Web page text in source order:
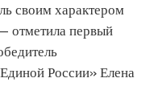
своим характером
отметила первый
России» Елена